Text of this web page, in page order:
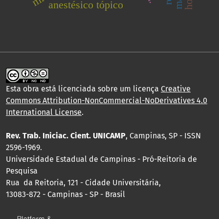
anestésico tópico
Esta obra está licenciada sobre um licença Creative
Commons Attribution-NonCommercial-NoDerivatives 4.0
International License.
Rev. Trab. Iniciac. Cient. UNICAMP, Campinas, SP - ISSN
2596-1969.
Universidade Estadual de Campinas - Pró-Reitoria de
Pesquisa
Rua da Reitoria, 121 - Cidade Universitária,
13083-872 - Campinas - SP - Brasil